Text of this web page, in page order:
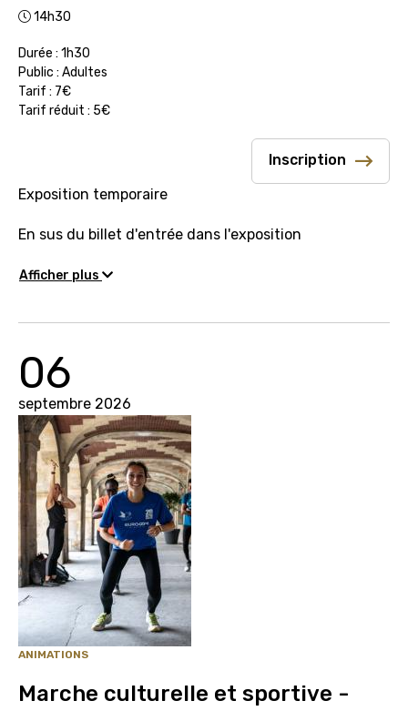
14h30
Durée : 1h30
Public : Adultes
Tarif : 7€
Tarif réduit : 5€
Inscription
Exposition temporaire
En sus du billet d'entrée dans l'exposition
Afficher plus
06
septembre 2026
ANIMATIONS
Marche culturelle et sportive -